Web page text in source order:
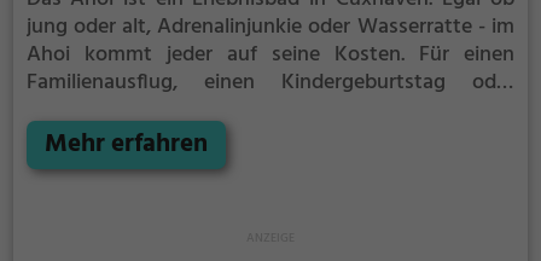
jung oder alt, Adrenalinjunkie oder Wasserratte - im
Ahoi kommt jeder auf seine Kosten. Für einen
Familienausflug, einen Kindergeburtstag oder
Adresse.
Mehr erfahren